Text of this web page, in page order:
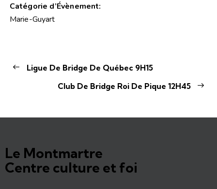
Catégorie d’Évènement:
Marie-Guyart
Ligue De Bridge De Québec 9H15
Club De Bridge Roi De Pique 12H45
Le Montmartre
Centre culture et foi